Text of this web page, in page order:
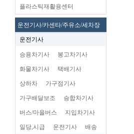
플라스틱재활용센터
운전기사/카센타/주유소/세차장
운전기사
승용차기사 봉고차기사
화물차기사 택배기사
상하차 가구점기사
가구배달보조 승합차기사
버스/마을버스 지입차기사
일당,시급 운전기사 배송